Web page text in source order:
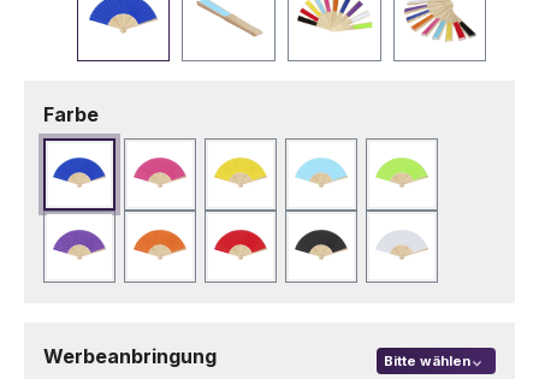
Farbeauswählen
Blau Fuchsie Gelb Hellblau Hellgrün
Lila Orange Rot SchwarzWeiß
Werbeanbringung Bitte wählen